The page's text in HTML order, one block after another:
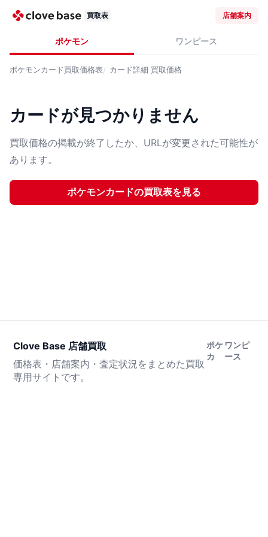
買取表 店舗案内
ポケモン ワンピース
ポケモンカード買取価格表 カード詳細 買取価格
カードが見つかりません
買取価格の掲載が終了したか、URLが変更された可能性が
あります。
ポケモンカードの買取表を見る
Clove Base 店舗買取
価格表・店舗案内・査定状況をまとめた買取
専用サイトです。
ポケ
カ
ワンピ
ース